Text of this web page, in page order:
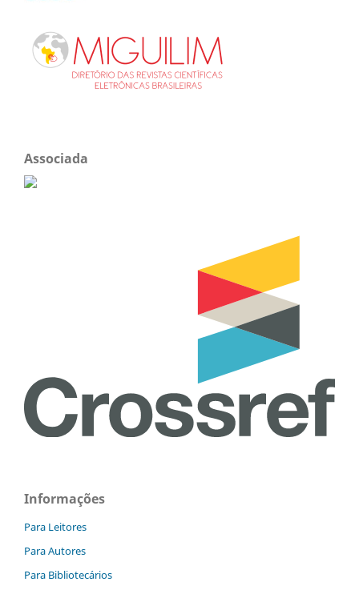
Associada
Informações
Para Leitores
Para Autores
Para Bibliotecários